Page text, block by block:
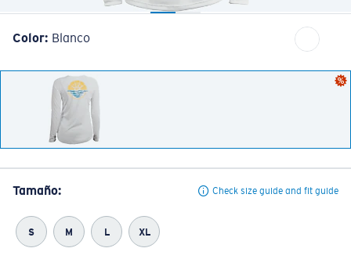
Color: Blanco
Tamaño: Check size guide and fit guide
S M L XL